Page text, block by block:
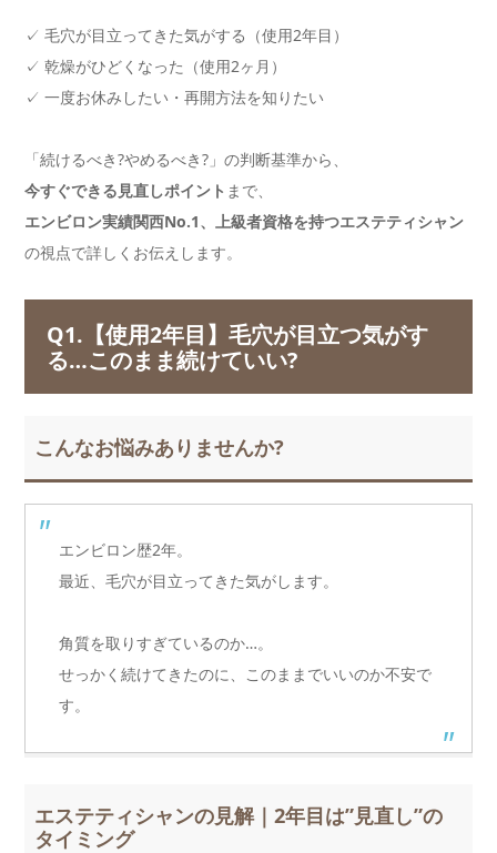
✓ 毛穴が目立ってきた気がする（使用2年目）
✓ 乾燥がひどくなった（使用2ヶ月）
✓ 一度お休みしたい・再開方法を知りたい
「続けるべき?やめるべき?」の判断基準から、
今すぐできる見直しポイント まで、
エンビロン実績関西No.1、上級者資格を持つエステティシャン
の視点で詳しくお伝えします。
Q1.【使用2年目】毛穴が目立つ気がす
る…このまま続けていい?
こんなお悩みありませんか?
エンビロン歴2年。
最近、毛穴が目立ってきた気がします。
角質を取りすぎているのか…。
せっかく続けてきたのに、このままでいいのか不安で
す。
エステティシャンの見解｜2年目は”見直し”の
タイミング